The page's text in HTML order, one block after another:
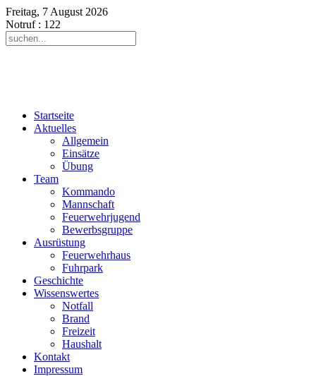
Freitag, 7 August 2026
Notruf: 122
Startseite
Aktuelles
Allgemein
Einsätze
Übung
Team
Kommando
Mannschaft
Feuerwehrjugend
Bewerbsgruppe
Ausrüstung
Feuerwehrhaus
Fuhrpark
Geschichte
Wissenswertes
Notfall
Brand
Freizeit
Haushalt
Kontakt
Impressum